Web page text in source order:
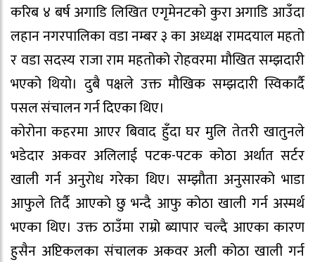
करिब ४ बर्ष अगाडि लिखित एगृमेनटको कुरा अगाडि आउँदा
लहान नगरपालिका वडा नम्बर ३ का अध्यक्ष रामदयाल महतो
र वडा सदस्य राजा राम महतोको रोहवरमा मौखित सम्झदारी
भएको थियो। दुबै पक्षले उक्त मौखिक सम्झदारी स्विकार्दै
पसल संचालन गर्न दिएका थिए।
कोरोना कहरमा आएर बिवाद हुँदा घर मुलि तेतरी खातुनले
भडेदार अकवर अलिलाई पटक-पटक कोठा अर्थात सर्टर
खाली गर्न अनुरोध गरेका थिए। सम्झौता अनुसारको भाडा
आफुले तिर्दै आएको छु भन्दै आफु कोठा खाली गर्न अस्मर्थ
भएका थिए। उक्त ठाउँमा राम्रो ब्यापार चल्दै आएका कारण
हुसैन अप्टिकलका संचालक अकवर अली कोठा खाली गर्न